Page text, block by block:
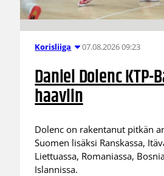
Korisliiga 07.08.2026 09:23
Daniel Dolenc KTP-
haaviin
Dolenc on rakentanut pitkän
Suomen lisäksi Ranskassa,
Liettuassa, Romaniassa,
Islannissa.